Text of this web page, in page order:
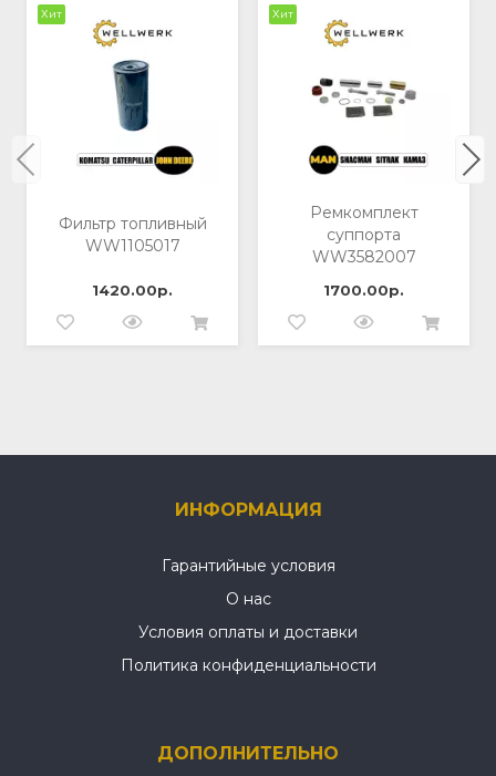
Хит
Фильтр топливный
WW1105017
1420.00р.
Хит
Ремкомплект
суппорта
WW3582007
1700.00р.
ИНФОРМАЦИЯ
Гарантийные условия
О нас
Условия оплаты и доставки
Политика конфиденциальности
ДОПОЛНИТЕЛЬНО